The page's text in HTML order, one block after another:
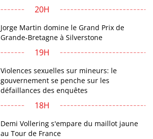
20H
Jorge Martin domine le Grand Prix de
Grande-Bretagne à Silverstone
19H
Violences sexuelles sur mineurs: le
gouvernement se penche sur les
défaillances des enquêtes
18H
Demi Vollering s'empare du maillot jaune
au Tour de France